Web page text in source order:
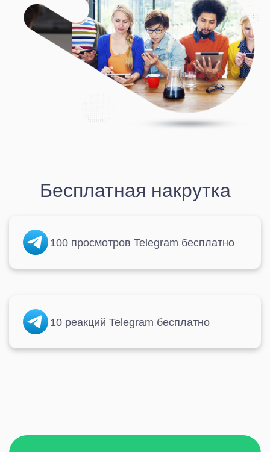
Бесплатная накрутка
100 просмотров Telegram бесплатно
10 реакций Telegram бесплатно